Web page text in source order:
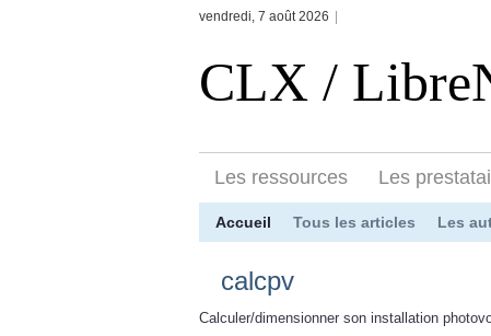
vendredi, 7 août 2026
CLX /
Les ressources Les
Accueil Tous les articles Les
calcpv
Calculer/dimensionner son installation